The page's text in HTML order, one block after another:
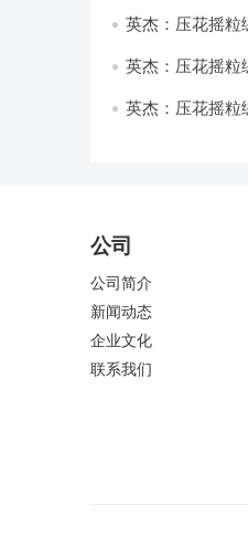
英杰：压花摇粒
英杰：压花摇粒
英杰：压花摇粒
公司
公司简介
新闻动态
企业文化
联系我们